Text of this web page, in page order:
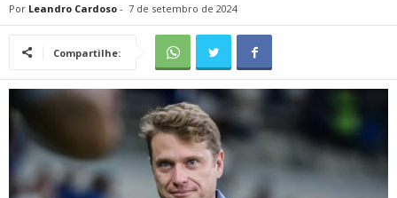
Por Leandro Cardoso - 7 de setembro de 2024
Compartilhe: